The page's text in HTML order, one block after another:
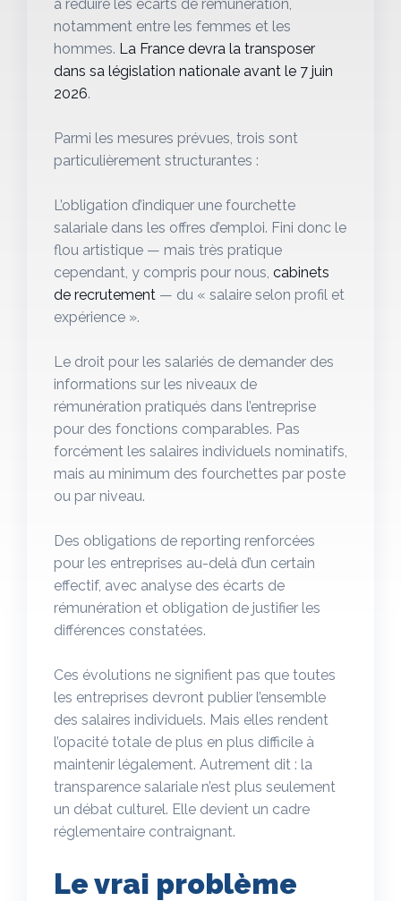
à réduire les écarts de rémunération,
notamment entre les femmes et les
hommes. La France devra la transposer
dans sa législation nationale avant le 7 juin
2026.
Parmi les mesures prévues, trois sont
particulièrement structurantes :
L’obligation d’indiquer une fourchette
salariale dans les offres d’emploi. Fini donc le
flou artistique — mais très pratique
cependant, y compris pour nous, cabinets
de recrutement — du « salaire selon profil et
expérience ».
Le droit pour les salariés de demander des
informations sur les niveaux de
rémunération pratiqués dans l’entreprise
pour des fonctions comparables. Pas
forcément les salaires individuels nominatifs,
mais au minimum des fourchettes par poste
ou par niveau.
Des obligations de reporting renforcées
pour les entreprises au-delà d’un certain
effectif, avec analyse des écarts de
rémunération et obligation de justifier les
différences constatées.
Ces évolutions ne signifient pas que toutes
les entreprises devront publier l’ensemble
des salaires individuels. Mais elles rendent
l’opacité totale de plus en plus difficile à
maintenir légalement. Autrement dit : la
transparence salariale n’est plus seulement
un débat culturel. Elle devient un cadre
réglementaire contraignant.
Le vrai problème